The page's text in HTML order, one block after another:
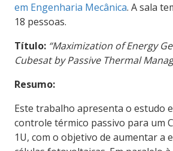
em Engenharia Mecânica. A sala
18 pessoas.
Título: “Maximization of Energy
Cubesat by Passive Thermal
Resumo:
Este trabalho apresenta o estudo
controle térmico passivo para um
1U, com o objetivo de aumentar a